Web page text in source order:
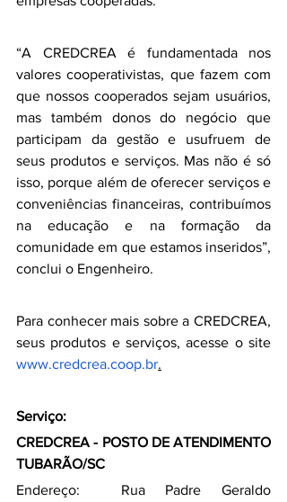
“A CREDCREA é fundamentada nos
valores cooperativistas, que fazem com
que nossos cooperados sejam usuários,
mas também donos do negócio que
participam da gestão e usufruem de
seus produtos e serviços. Mas não é só
isso, porque além de oferecer serviços e
conveniências financeiras, contribuímos
na educação e na formação da
comunidade em que estamos inseridos”,
conclui o Engenheiro.
Para conhecer mais sobre a CREDCREA,
seus produtos e serviços, acesse o site
www.credcrea.coop.br.
Serviço:
CREDCREA - POSTO DE ATENDIMENTO
TUBARÃO/SC
Endereço:  Rua Padre Geraldo